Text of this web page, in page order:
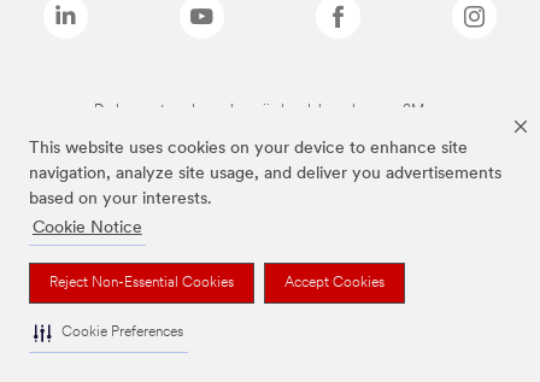
This website uses cookies on your device to enhance site
navigation, analyze site usage, and deliver you advertisements
based on your interests.
Cookie Notice
Reject Non-Essential Cookies Accept Cookies
Cookie Preferences
De bovenstaande merken zijn handelsmerken van 3M.we